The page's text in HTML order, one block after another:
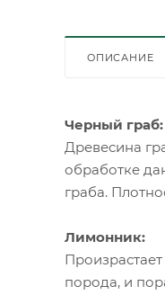
ОПИСАНИЕ
Черный граб:
Древесина
обработке
граба.
Лимонник:
порода, и